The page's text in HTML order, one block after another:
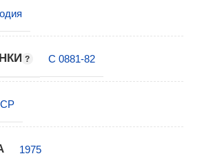
С 0881-82
1975